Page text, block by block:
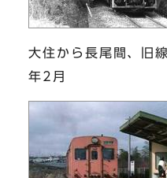
大住から長尾間、旧
年2月